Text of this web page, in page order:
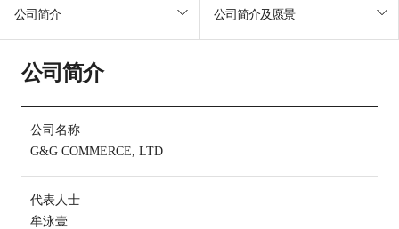
公司简介 公司简介及愿景
公司简介
公司名称
G&G COMMERCE, LTD
代表人士
牟泳壹